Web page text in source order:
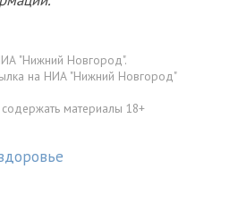
"Нижний Новгород".
на НИА "Нижний Новгород"
материалы 18+